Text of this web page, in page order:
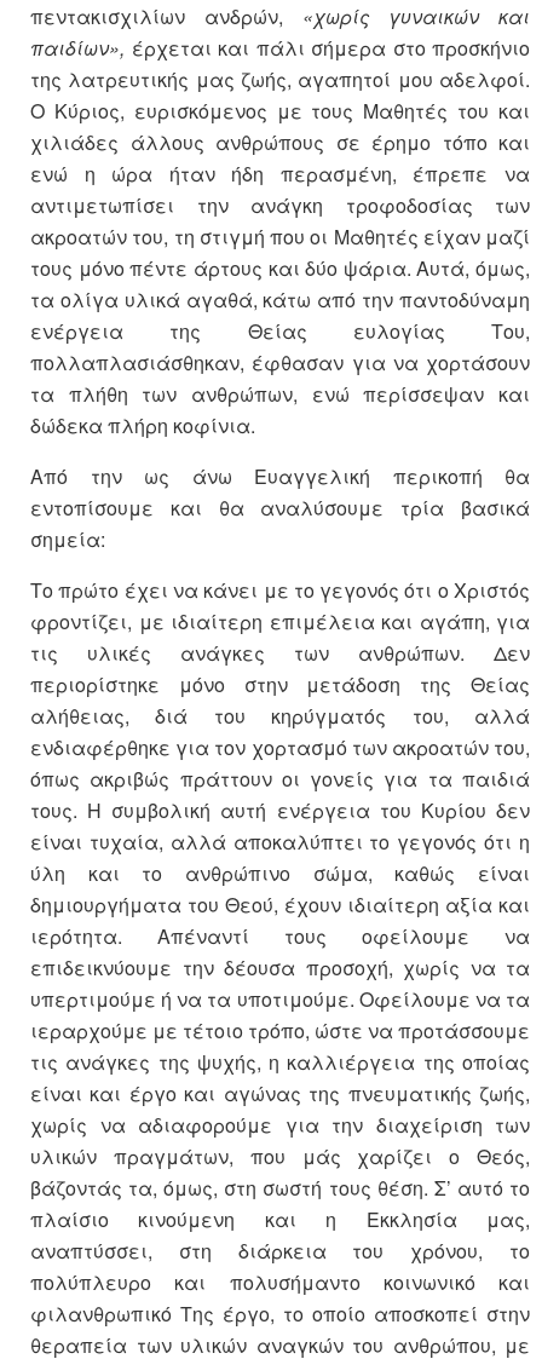
πεντακισχιλίων ανδρών, «χωρίς γυναικών και
παιδίων», έρχεται και πάλι σήμερα στο προσκήνιο
της λατρευτικής μας ζωής, αγαπητοί μου αδελφοί.
Ο Κύριος, ευρισκόμενος με τους Μαθητές του και
χιλιάδες άλλους ανθρώπους σε έρημο τόπο και
ενώ η ώρα ήταν ήδη περασμένη, έπρεπε να
αντιμετωπίσει την ανάγκη τροφοδοσίας των
ακροατών του, τη στιγμή που οι Μαθητές είχαν μαζί
τους μόνο πέντε άρτους και δύο ψάρια. Αυτά, όμως,
τα ολίγα υλικά αγαθά, κάτω από την παντοδύναμη
ενέργεια της Θείας ευλογίας Του,
πολλαπλασιάσθηκαν, έφθασαν για να χορτάσουν
τα πλήθη των ανθρώπων, ενώ περίσσεψαν και
δώδεκα πλήρη κοφίνια.
Από την ως άνω Ευαγγελική περικοπή θα
εντοπίσουμε και θα αναλύσουμε τρία βασικά
σημεία:
Το πρώτο έχει να κάνει με το γεγονός ότι ο Χριστός
φροντίζει, με ιδιαίτερη επιμέλεια και αγάπη, για
τις υλικές ανάγκες των ανθρώπων. Δεν
περιορίστηκε μόνο στην μετάδοση της Θείας
αλήθειας, διά του κηρύγματός του, αλλά
ενδιαφέρθηκε για τον χορτασμό των ακροατών του,
όπως ακριβώς πράττουν οι γονείς για τα παιδιά
τους. Η συμβολική αυτή ενέργεια του Κυρίου δεν
είναι τυχαία, αλλά αποκαλύπτει το γεγονός ότι η
ύλη και το ανθρώπινο σώμα, καθώς είναι
δημιουργήματα του Θεού, έχουν ιδιαίτερη αξία και
ιερότητα. Απέναντί τους οφείλουμε να
επιδεικνύουμε την δέουσα προσοχή, χωρίς να τα
υπερτιμούμε ή να τα υποτιμούμε. Οφείλουμε να τα
ιεραρχούμε με τέτοιο τρόπο, ώστε να προτάσσουμε
τις ανάγκες της ψυχής, η καλλιέργεια της οποίας
είναι και έργο και αγώνας της πνευματικής ζωής,
χωρίς να αδιαφορούμε για την διαχείριση των
υλικών πραγμάτων, που μάς χαρίζει ο Θεός,
βάζοντάς τα, όμως, στη σωστή τους θέση. Σ’ αυτό το
πλαίσιο κινούμενη και η Εκκλησία μας,
αναπτύσσει, στη διάρκεια του χρόνου, το
πολύπλευρο και πολυσήμαντο κοινωνικό και
φιλανθρωπικό Της έργο, το οποίο αποσκοπεί στην
θεραπεία των υλικών αναγκών του ανθρώπου, με